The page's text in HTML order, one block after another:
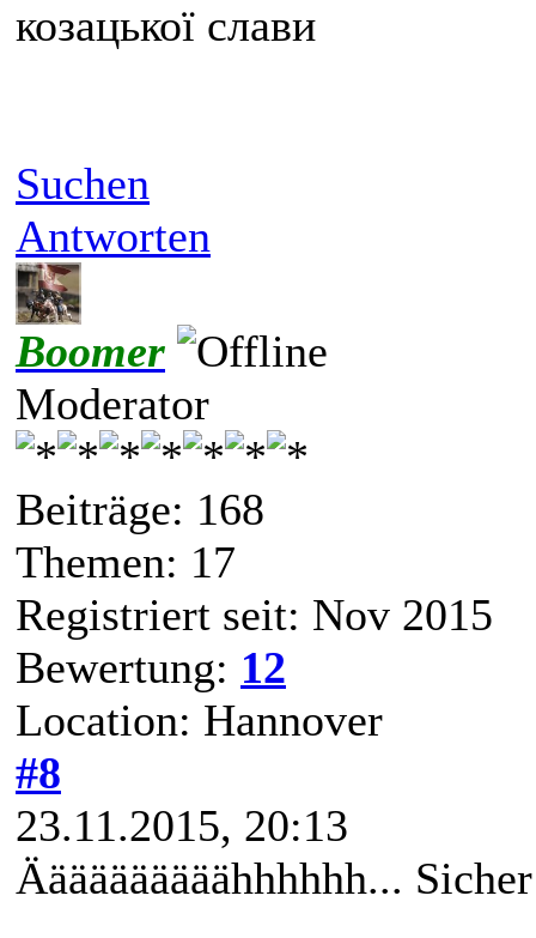
козацької слави
Suchen
Antworten
Boomer
Moderator
Beiträge: 168
Themen: 17
Registriert seit: Nov 2015
Bewertung: 12
Location: Hannover
#8
23.11.2015, 20:13
Äääääääääähhhhhh...